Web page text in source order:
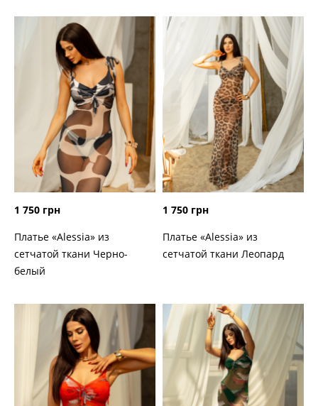
1 750 грн
Платье «Alessia» из
сетчатой ткани Черно-
белый
1 750 грн
Платье «Alessia» из
сетчатой ткани Леопард